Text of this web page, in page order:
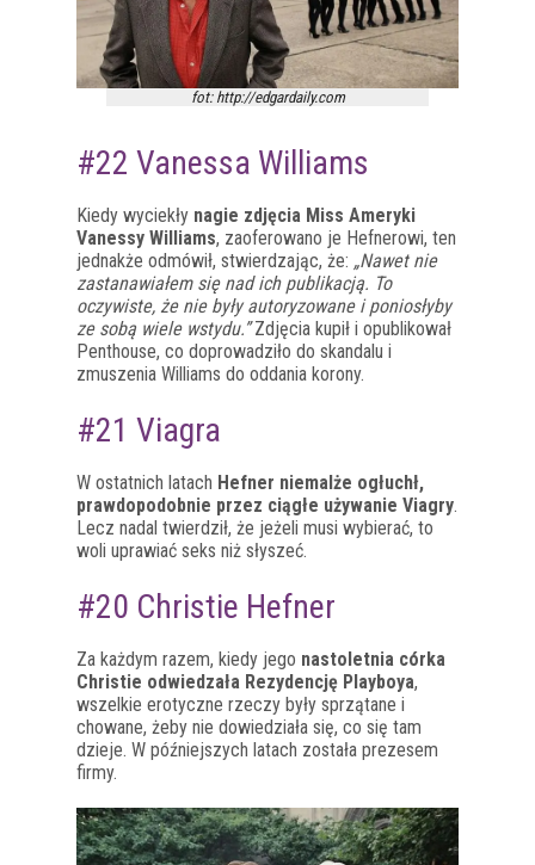
fot: http://edgardaily.com
#22 Vanessa Williams
Kiedy wyciekły nagie zdjęcia Miss Ameryki
Vanessy Williams, zaoferowano je Hefnerowi, ten
jednakże odmówił, stwierdzając, że: „Nawet nie
zastanawiałem się nad ich publikacją. To
oczywiste, że nie były autoryzowane i poniosłyby
ze sobą wiele wstydu.”Zdjęcia kupił i opublikował
Penthouse, co doprowadziło do skandalu i
zmuszenia Williams do oddania korony.
#21 Viagra
W ostatnich latach Hefner niemalże ogłuchł,
prawdopodobnie przez ciągłe używanie Viagry.
Lecz nadal twierdził, że jeżeli musi wybierać, to
woli uprawiać seks niż słyszeć.
#20 Christie Hefner
Za każdym razem, kiedy jego nastoletnia córka
Christie odwiedzała Rezydencję Playboya,
wszelkie erotyczne rzeczy były sprzątane i
chowane, żeby nie dowiedziała się, co się tam
dzieje. W późniejszych latach została prezesem
firmy.